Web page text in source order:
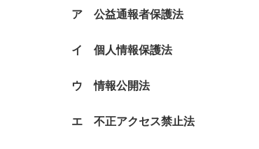
ア 公益通報者保護法
イ 個人情報保護法
ウ 情報公開法
エ 不正アクセス禁止法